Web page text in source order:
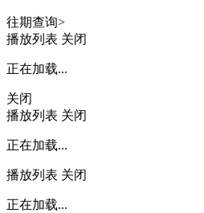
往期查询>
播放列表 关闭
正在加载...
关闭
播放列表 关闭
正在加载...
播放列表 关闭
正在加载...